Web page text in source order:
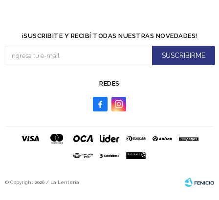
REDES
 
¡SUSCRIBITE Y RECIBÍ TODAS NUESTRAS NOVEDADES!
SUSCRIBIRME
© Copyright 2026 / La Lenteria